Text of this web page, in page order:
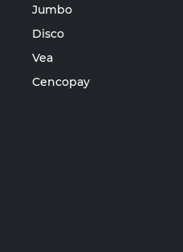
Jumbo
Disco
Vea
Cencopay